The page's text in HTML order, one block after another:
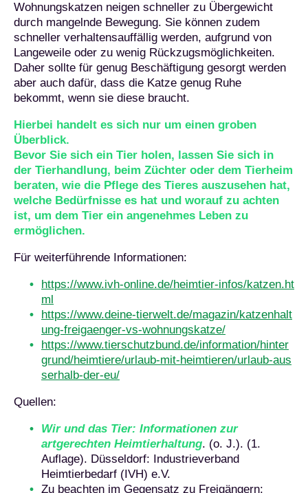
Wohnungskatzen neigen schneller zu Übergewicht
durch mangelnde Bewegung. Sie können zudem
schneller verhaltensauffällig werden, aufgrund von
Langeweile oder zu wenig Rückzugsmöglichkeiten.
Daher sollte für genug Beschäftigung gesorgt werden
aber auch dafür, dass die Katze genug Ruhe
bekommt, wenn sie diese braucht.
Hierbei handelt es sich nur um einen groben
Überblick.
Bevor Sie sich ein Tier holen, lassen Sie sich in
der Tierhandlung, beim Züchter oder dem Tierheim
beraten, wie die Pflege des Tieres auszusehen hat,
welche Bedürfnisse es hat und worauf zu achten
ist, um dem Tier ein angenehmes Leben zu
ermöglichen.
Für weiterführende Informationen:
https://www.ivh-online.de/heimtier-infos/katzen.ht
ml
https://www.deine-tierwelt.de/magazin/katzenhalt
ung-freigaenger-vs-wohnungskatze/
https://www.tierschutzbund.de/information/hinter
grund/heimtiere/urlaub-mit-heimtieren/urlaub-aus
serhalb-der-eu/
Quellen:
Wir und das Tier: Informationen zur
artgerechten Heimtierhaltung. (o. J.). (1.
Auflage). Düsseldorf: Industrieverband
Heimtierbedarf (IVH) e.V.
Zu beachten im Gegensatz zu Freigängern: